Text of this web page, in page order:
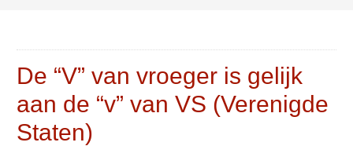
De “V” van vroeger is gelijk
aan de “v” van VS (Verenigde
Staten)